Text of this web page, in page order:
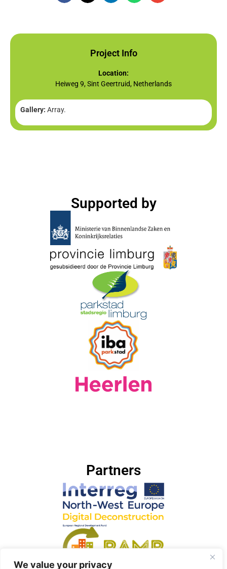
We value your privacy
Project Info
Location:
Heiweg 9, Sint Geertruid, Netherlands
Gallery: Array.
Supported by​
Partners